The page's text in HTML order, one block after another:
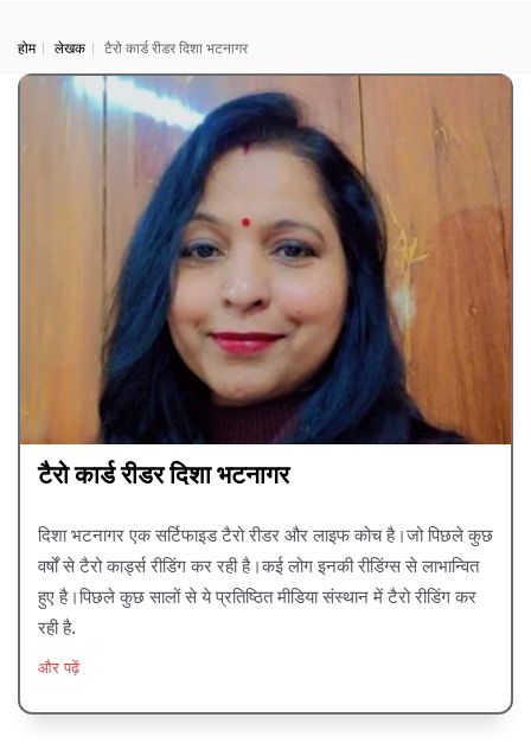
होम लेखक टैरो कार्ड रीडर दिशा भटनागर
टैरो कार्ड रीडर दिशा भटनागर
दिशा भटनागर एक सर्टिफाइड टैरो रीडर और लाइफ कोच है।जो पिछले कुछ
वर्षों से टैरो कार्ड्स रीडिंग कर रही है।कई लोग इनकी रीडिंग्स से लाभान्वित
हुए है।पिछले कुछ सालों से ये प्रतिष्ठित मीडिया संस्थान में टैरो रीडिंग कर
रही है.
और पढ़ें